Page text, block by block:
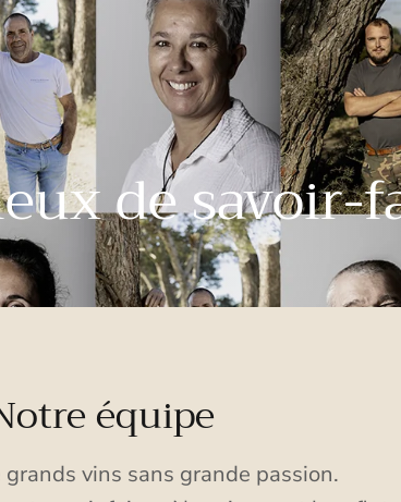
de savoir-
équipe
grands vins sans grande passion.